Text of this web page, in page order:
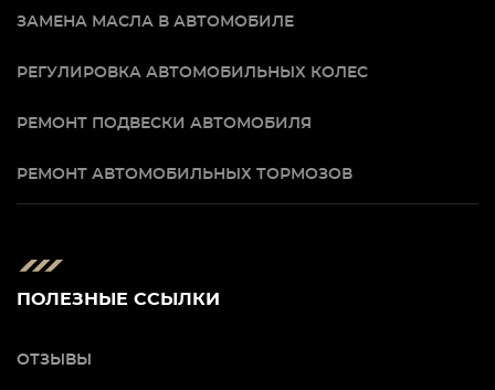
ЗАМЕНА МАСЛА В АВТОМОБИЛЕ
РЕГУЛИРОВКА АВТОМОБИЛЬНЫХ КОЛЕС
РЕМОНТ ПОДВЕСКИ АВТОМОБИЛЯ
РЕМОНТ АВТОМОБИЛЬНЫХ ТОРМОЗОВ
ПОЛЕЗНЫЕ ССЫЛКИ
ОТЗЫВЫ